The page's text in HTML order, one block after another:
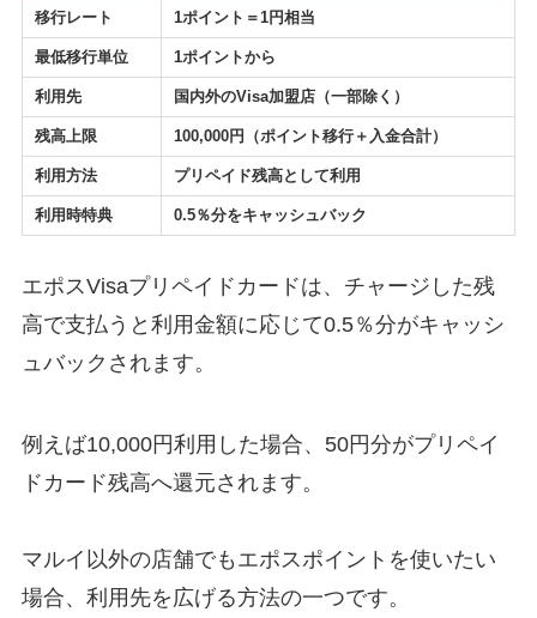
移行レート 1ポイント＝1円相当
最低移行単位 1ポイントから
利用先 国内外のVisa加盟店（一部除く）
残高上限 100,000円（ポイント移行＋入金合計）
利用方法 プリペイド残高として利用
利用時特典 0.5％分をキャッシュバック
エポスVisaプリペイドカードは、チャージした残
高で支払うと利用金額に応じて0.5％分がキャッシ
ュバックされます。
例えば10,000円利用した場合、50円分がプリペイ
ドカード残高へ還元されます。
マルイ以外の店舗でもエポスポイントを使いたい
場合、利用先を広げる方法の一つです。